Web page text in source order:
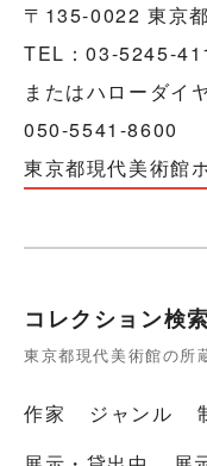
〒135-0022 東京
TEL：03-5245-
またはハローダイ
050-5541-8600
東京都現代美術館
コレクション検索
東京都現代美術館の所
作家 ジャンル